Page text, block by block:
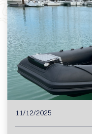
11/12/2025